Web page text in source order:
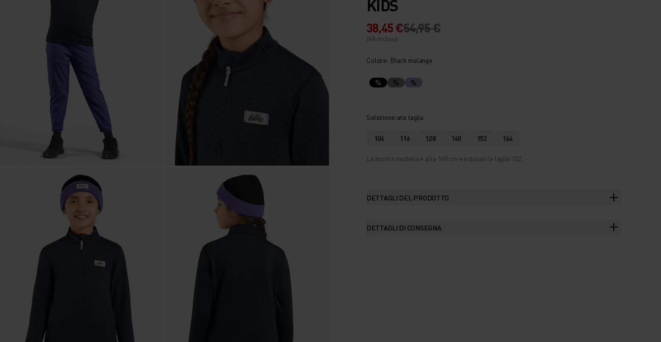
KIDS
38,45 €54,95 €
IVA inclusa
Colore: Black melange
% % %
Selezione una taglia
104 116 128 140 152 164
La nostra modella è alta 149 cm e indossa la taglia 152.
DETTAGLI DEL PRODOTTO
DETTAGLI DI CONSEGNA